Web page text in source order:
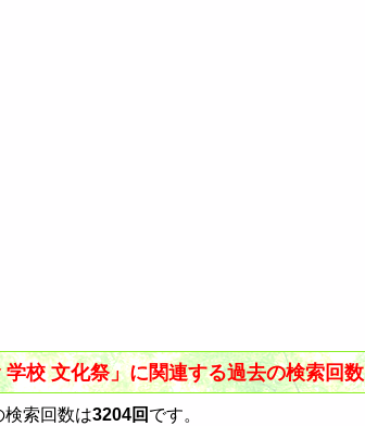
校 文化祭」に関連する過去の検索回数
索回数は3204回 です。